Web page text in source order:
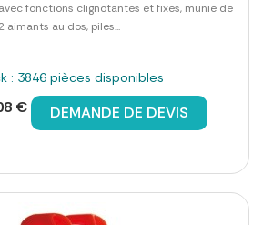
avec fonctions clignotantes et fixes, munie de
2 aimants au dos, piles...
: 3846 pièces disponibles
€ DEMANDE DE DEVIS